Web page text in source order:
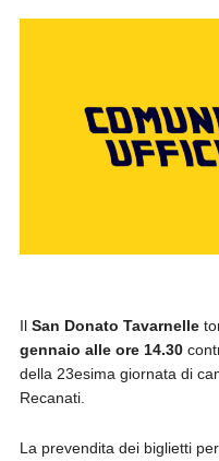
Il San Donato Tavarnelle
gennaio alle ore 14.30
della 23esima giornata di
Recanati.
La prevendita dei biglietti